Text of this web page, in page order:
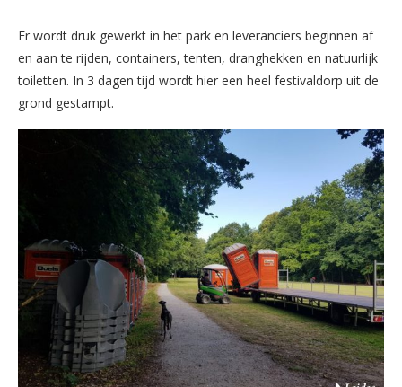
Er wordt druk gewerkt in het park en leveranciers beginnen af
en aan te rijden, containers, tenten, dranghekken en natuurlijk
toiletten. In 3 dagen tijd wordt hier een heel festivaldorp uit de
grond gestampt.